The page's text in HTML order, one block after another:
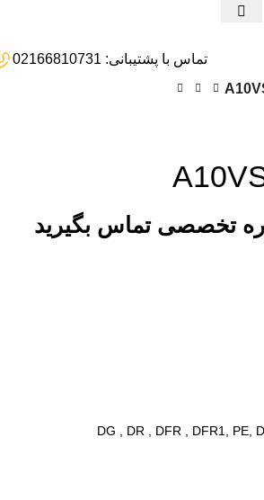
تماس با پشتیبانی: 02166810731
تخصصی تماس بگیرید